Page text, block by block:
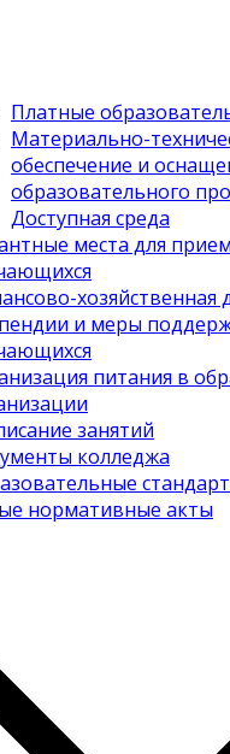
Платные
Материально-
обеспечение и
образовательного
Доступная среда
места для
хозяйственная
и меры
питания в
занятий
колледжа
нормативные акты